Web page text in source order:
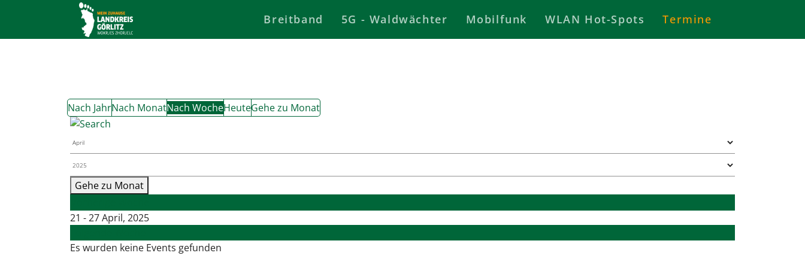
Breitband 5G - Waldwächter Mobilfunk WLAN Hot-Spots Termine
Nach JahrNach MonatNach WocheHeuteGehe zu Monat
Gehe zu Monat
21 - 27 April, 2025
Es wurden keine Events gefunden